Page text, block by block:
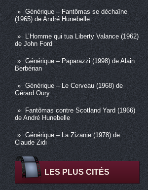
Générique – Fantômas se déchaîne
(1965) de André Hunebelle
L’Homme qui tua Liberty Valance (1962)
de John Ford
Générique – Paparazzi (1998) de Alain
Berbérian
Générique – Le Cerveau (1968) de
Gérard Oury
Fantômas contre Scotland Yard (1966)
de André Hunebelle
Générique – La Zizanie (1978) de
Claude Zidi
LES PLUS CITÉS